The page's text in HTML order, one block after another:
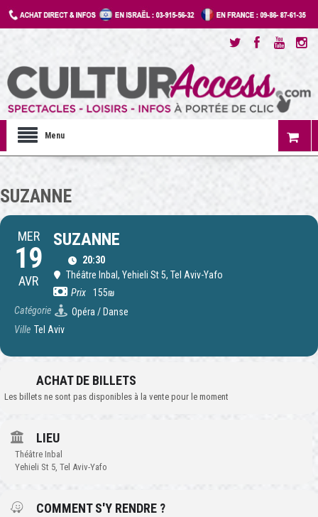
Menu
SUZANNE
MER
19
AVR
SUZANNE
20:30
Théâtre Inbal , Yehieli St 5, Tel Aviv-Yafo
Prix
155₪
Catégorie
Opéra / Danse
Ville Tel Aviv
ACHAT DE BILLETS
Les billets ne sont pas disponibles à la vente pour le moment
LIEU
Théâtre Inbal
Yehieli St 5, Tel Aviv-Yafo
COMMENT S'Y RENDRE ?